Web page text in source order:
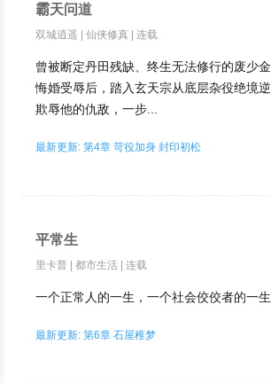
霸天问道
双城逍遥 | 仙侠修真 | 连载
曾被断定丹田残缺、终生无法修行的废少
悔婚受辱后，踏入玄天宗从底层杂役绝境
欺辱他的仇敌，一步...
最新更新: 第4章 苛役加身 封印初松
平常生
里卡普 | 都市生活 | 连载
一个正常人的一生，一个社会佼佼者的一
最新更新: 第6章 石屋稚梦